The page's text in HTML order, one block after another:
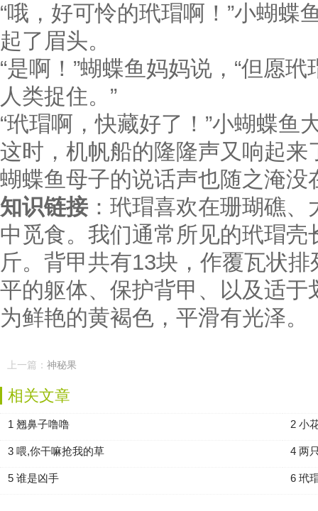
“哦，好可怜的玳瑁啊！”小蝴蝶
起了眉头。
“是啊！”蝴蝶鱼妈妈说，“但愿
人类捉住。”
“玳瑁啊，快藏好了！”小蝴蝶鱼
这时，机帆船的隆隆声又响起来
蝴蝶鱼母子的说话声也随之淹没
知识链接：玳瑁喜欢在珊瑚礁、
中觅食。我们通常所见的玳瑁
斤。背甲共有13块，作覆瓦状排
平的躯体、保护背甲、以及适
为鲜艳的黄褐色，平滑有光泽。
上一篇： 神秘果
相关文章
1 翘鼻子噜噜 2 小
3 喂,你干嘛抢我的草 4 两
5 谁是凶手 6 玳